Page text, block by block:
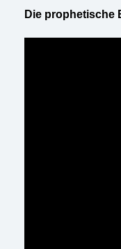
Die prophetische